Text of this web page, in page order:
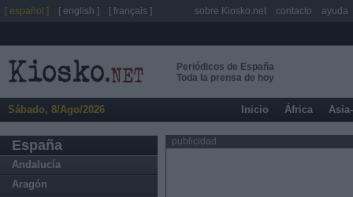
Periódicos de España
Toda la prensa de hoy
Sábado, 8/Ago/2026 Inicio África
España
Andalucía
Aragón
publicidad
[ español ] [ english ] [ français ] sobre Kiosko.net contacto ayuda